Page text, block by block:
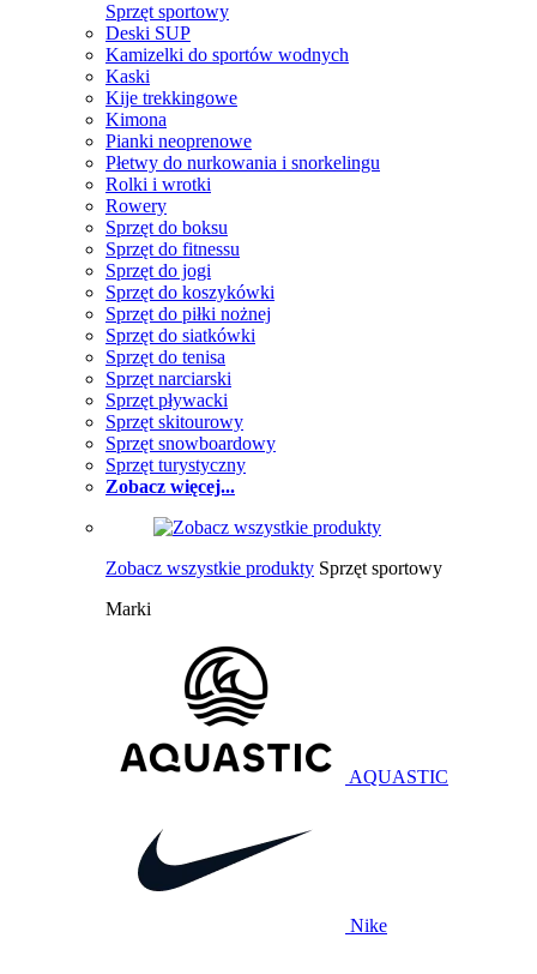
Sprzęt sportowy
Deski SUP
Kamizelki do sportów wodnych
Kaski
Kije trekkingowe
Kimona
Pianki neoprenowe
Płetwy do nurkowania i snorkelingu
Rolki i wrotki
Rowery
Sprzęt do boksu
Sprzęt do fitnessu
Sprzęt do jogi
Sprzęt do koszykówki
Sprzęt do piłki nożnej
Sprzęt do siatkówki
Sprzęt do tenisa
Sprzęt narciarski
Sprzęt pływacki
Sprzęt skitourowy
Sprzęt snowboardowy
Sprzęt turystyczny
Zobacz więcej...
Zobacz wszystkie produkty Sprzęt sportowy
Marki
AQUASTIC
Nike